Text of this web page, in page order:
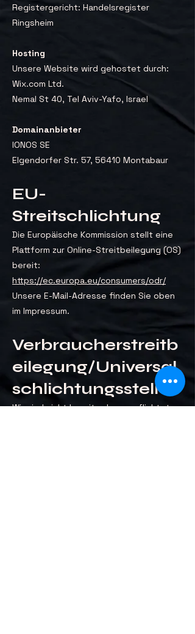
Registergericht: Handelsregister
Ringsheim
Hosting
Unsere Website wird gehostet durch:
Wix.com Ltd.
Nemal St 40, Tel Aviv-Yafo, Israel
Domainanbieter
IONOS SE
Elgendorfer Str. 57, 56410 Montabaur
EU-
Streitschlichtung
Die Europäische Kommission stellt eine
Plattform zur Online-Streitbeilegung (OS)
bereit:
https://ec.europa.eu/consumers/odr/
Unsere E-Mail-Adresse finden Sie oben
im Impressum.
Verbraucherstreitb
eilegung/Universal
schlichtungsstelle
Wir sind nicht bereit oder verpflichtet,